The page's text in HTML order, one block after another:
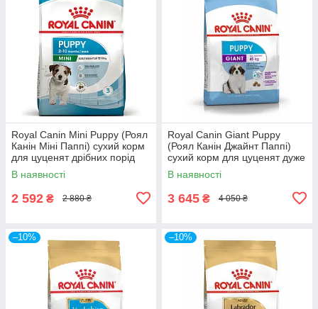
Royal Canin Mini Puppy (Роял
Канін Міні Паппі) сухий корм
для цуценят дрібних порід
В наявності
2 592 ₴ 2 880 ₴
Royal Canin Giant Puppy
(Роял Канін Джайнт Паппі)
сухий корм для цуценят дуже
великих порід
В наявності
3 645 ₴ 4 050 ₴
–10% –10%